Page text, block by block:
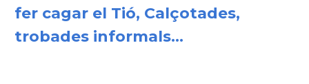
fer cagar el Tió, Calçotades,
trobades informals...